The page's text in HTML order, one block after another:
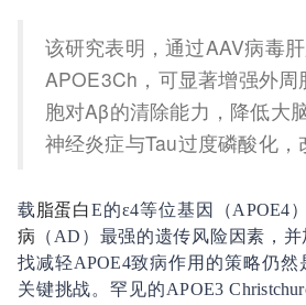
该研究表明，通过AAV病毒
APOE3Ch，可显著增强外周
胞对Aβ的清除能力，降低大
神经炎症与Tau过度磷酸化，
载 脂蛋白E的ε4等位基因（APOE4
病 （AD）最强的遗传风险因素，
找减轻APOE4致病作用的策略仍
关键挑战。罕见的APOE3